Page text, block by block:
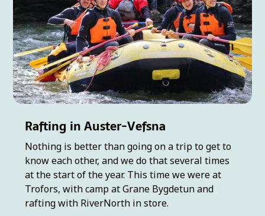
Rafting in Auster-Vefsna
Nothing is better than going on a trip to get to
know each other, and we do that several times
at the start of the year. This time we were at
Trofors, with camp at Grane Bygdetun and
rafting with RiverNorth in store.